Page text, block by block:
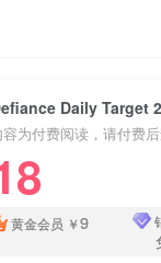
容为付费阅读，请付费
黄金会员 ￥9